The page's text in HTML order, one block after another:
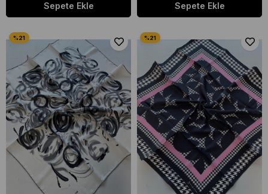
Sepete Ekle Sepete Ekle